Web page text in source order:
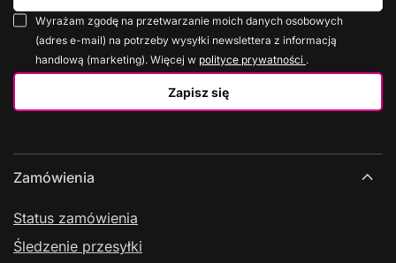
Zapisz się
Wyrażam zgodę na przetwarzanie moich danych osobowych
(adres e-mail) na potrzeby wysyłki newslettera z informacją
handlową (marketing). Więcej w polityce prywatności .
Zamówienia
Status zamówienia
Śledzenie przesyłki